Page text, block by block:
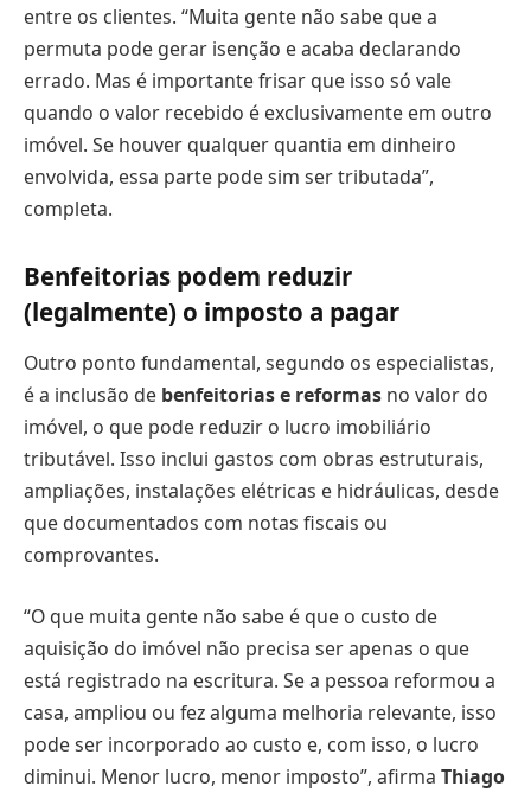
entre os clientes. “Muita gente não sabe que a
permuta pode gerar isenção e acaba declarando
errado. Mas é importante frisar que isso só vale
quando o valor recebido é exclusivamente em outro
imóvel. Se houver qualquer quantia em dinheiro
envolvida, essa parte pode sim ser tributada”,
completa.
Benfeitorias podem reduzir
(legalmente) o imposto a pagar
Outro ponto fundamental, segundo os especialistas,
é a inclusão de benfeitorias e reformas no valor do
imóvel, o que pode reduzir o lucro imobiliário
tributável. Isso inclui gastos com obras estruturais,
ampliações, instalações elétricas e hidráulicas, desde
que documentados com notas fiscais ou
comprovantes.
“O que muita gente não sabe é que o custo de
aquisição do imóvel não precisa ser apenas o que
está registrado na escritura. Se a pessoa reformou a
casa, ampliou ou fez alguma melhoria relevante, isso
pode ser incorporado ao custo e, com isso, o lucro
diminui. Menor lucro, menor imposto”, afirma Thiago